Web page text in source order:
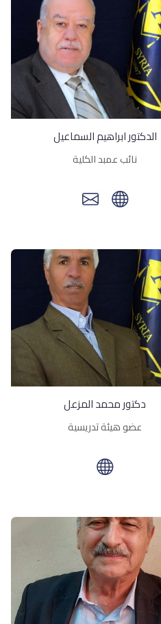
الدكتور ابراهيم السماعيل
نائب عمبد الكلية
دكتور محمد المزعل
عضو هيئة تدريسية